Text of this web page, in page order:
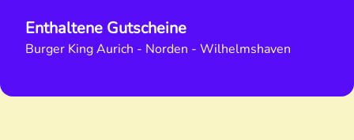
Enthaltene Gutscheine
Burger King Aurich - Norden - Wilhelmshaven